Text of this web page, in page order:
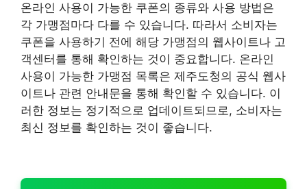
온라인 사용이 가능한 쿠폰의 종류와 사용 방법은
각 가맹점마다 다를 수 있습니다. 따라서 소비자는
쿠폰을 사용하기 전에 해당 가맹점의 웹사이트나 고
객센터를 통해 확인하는 것이 중요합니다. 온라인
사용이 가능한 가맹점 목록은 제주도청의 공식 웹사
이트나 관련 안내문을 통해 확인할 수 있습니다. 이
러한 정보는 정기적으로 업데이트되므로, 소비자는
최신 정보를 확인하는 것이 좋습니다.